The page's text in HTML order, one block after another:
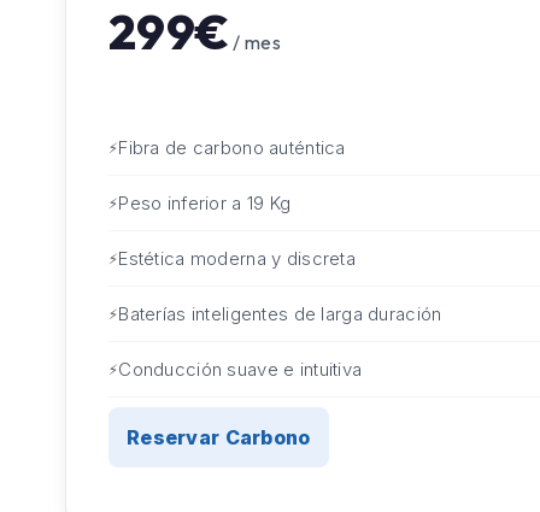
299€ / mes
Fibra de carbono auténtica
Peso inferior a 19 Kg
Estética moderna y discreta
Baterías inteligentes de larga duración
Conducción suave e intuitiva
Reservar Carbono